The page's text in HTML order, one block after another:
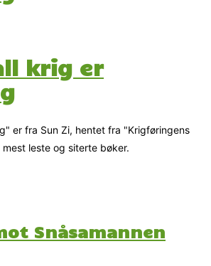
krig er
er fra Sun Zi, hentet fra "Krigføringens
leste og siterte bøker.
Snåsamannen